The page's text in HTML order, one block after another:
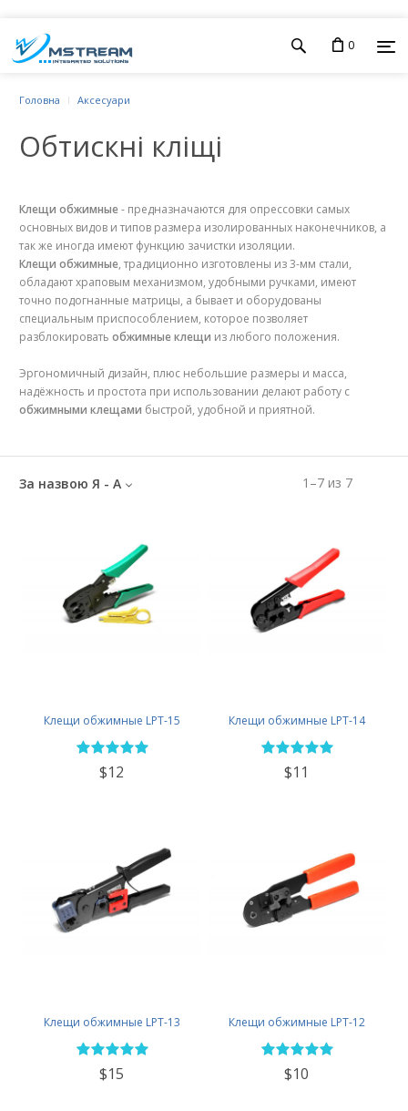
0
Головна Аксесуари
Обтискні кліщі
Клещи обжимные- предназначаются для опрессовки самых
основных видов и типов размера изолированных наконечников, а
так же иногда имеют функцию зачистки изоляции.
Клещи обжимные, традиционно изготовлены из 3-мм стали,
обладают храповым механизмом, удобными ручками, имеют
точно подогнанные матрицы, а бывает и оборудованы
специальным приспособлением, которое позволяет
разблокировать обжимные клещи из любого положения.
Эргономичный дизайн, плюс небольшие размеры и масса,
надёжность и простота при использовании делают работу с
обжимными клещами быстрой, удобной и приятной.
1 –7 из 7
За назвою Я - А
Клещи обжимные LPT-15
$12
Клещи обжимные LPT-14
$11
Клещи обжимные LPT-13
$15
Клещи обжимные LPT-12
$10